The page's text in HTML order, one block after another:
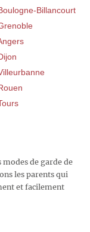
Billancourt
de garde de
les parents qui
et facilement